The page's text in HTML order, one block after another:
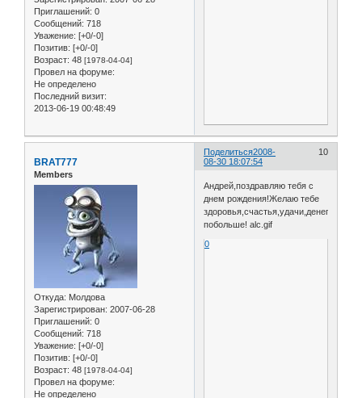
Приглашений: 0
Сообщений: 718
Уважение: [+0/-0]
Позитив: [+0/-0]
Возраст: 48 [1978-04-04]
Провел на форуме:
Не определено
Последний визит:
2013-06-19 00:48:49
Поделиться 10
2008-
08-30 18:07:54
BRAT777
Members
Откуда: Молдова
Зарегистрирован: 2007-06-28
Приглашений: 0
Сообщений: 718
Уважение: [+0/-0]
Позитив: [+0/-0]
Возраст: 48 [1978-04-04]
Провел на форуме:
Не определено
Андрей,поздравляю тебя с
днем рождения!Желаю тебе
здоровья,счастья,удачи,денег
побольше! alc.gif
0